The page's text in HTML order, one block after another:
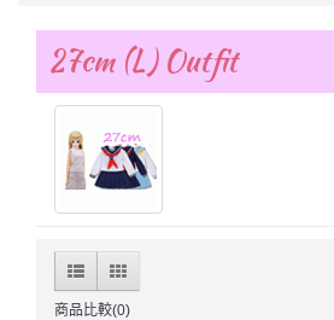
27cm (L) Outfit
商品比較(0)